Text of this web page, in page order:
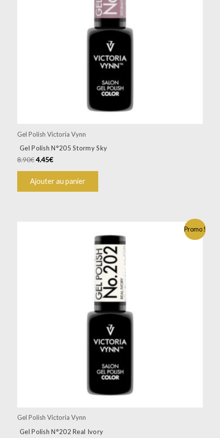
Gel Polish Victoria Vynn
Gel Polish N°205 Stormy Sky
8.90€4.45€
Ajouter au panier
Promo !
Gel Polish Victoria Vynn
Gel Polish N°202 Real Ivory